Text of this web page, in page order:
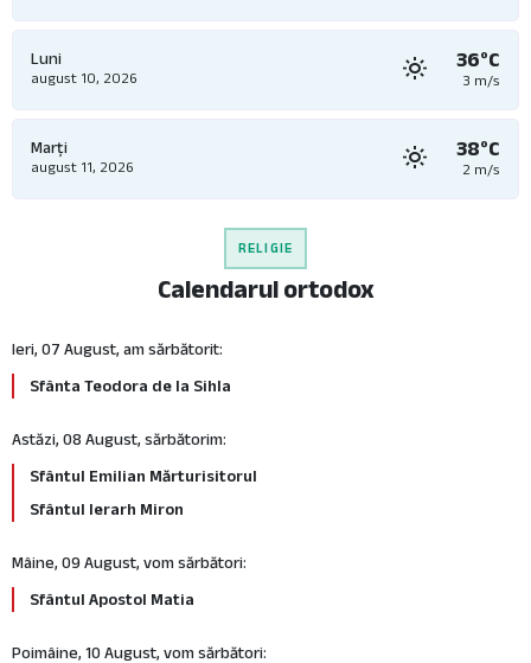
Luni
august 10, 2026
36°C
3 m/s
Marți
august 11, 2026
38°C
2 m/s
RELIGIE
Calendarul ortodox
Ieri, 07 August, am sărbătorit:
Sfânta Teodora de la Sihla
Astăzi, 08 August, sărbătorim:
Sfântul Emilian Mărturisitorul
Sfântul Ierarh Miron
Mâine, 09 August, vom sărbători:
Sfântul Apostol Matia
Poimâine, 10 August, vom sărbători: